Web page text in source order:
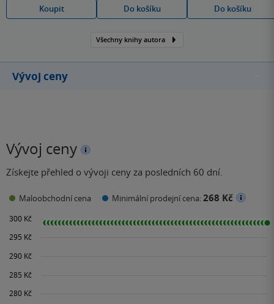
Koupit Do košíku Do košíku
Všechny knihy autora
Vývoj ceny
Vývoj ceny
Získejte přehled o vývoji ceny za posledních 60 dní.
Maloobchodní cena Minimální prodejní cena:268 Kč